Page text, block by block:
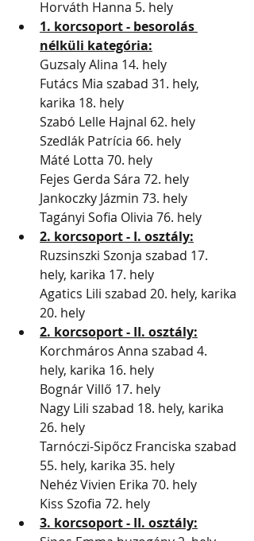
Horváth Hanna 5. hely
1. korcsoport - besorolás
nélküli kategória:
Guzsaly Alina 14. hely
Futács Mia szabad 31. hely,
karika 18. hely
Szabó Lelle Hajnal 62. hely
Szedlák Patrícia 66. hely
Máté Lotta 70. hely
Fejes Gerda Sára 72. hely
Jankoczky Jázmin 73. hely
Tagányi Sofia Olivia 76. hely
2. korcsoport - I. osztály:
Ruzsinszki Szonja szabad 17.
hely, karika 17. hely
Agatics Lili szabad 20. hely, karika
20. hely
2. korcsoport - II. osztály:
Korchmáros Anna szabad 4.
hely, karika 16. hely
Bognár Villő 17. hely
Nagy Lili szabad 18. hely, karika
26. hely
Tarnóczi-Sipőcz Franciska szabad
55. hely, karika 35. hely
Nehéz Vivien Erika 70. hely
Kiss Szofia 72. hely
3. korcsoport - II. osztály: